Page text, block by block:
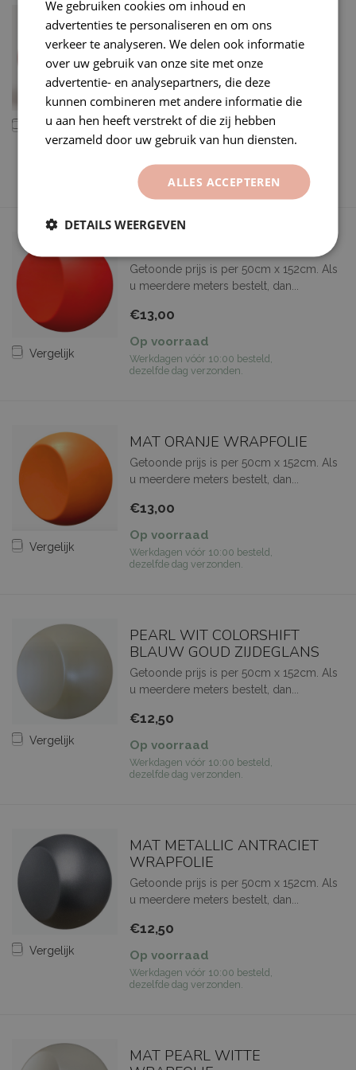
Vergelijk
GLANS METALLIC VENOM
RED WRAPFOLIE
Product code: Z-41065
Getoonde prijs is per 50cm x 152cm. Als
u meerd...
€15,00
Op voorraad
Werkdagen vóór 10:00 besteld,
dezelfde dag verzonden.
Vergelijk
Getoonde prijs is per 50cm x 152cm. Als
u meerdere meters bestelt, dan...
€13,00
Op voorraad
Werkdagen vóór 10:00 besteld,
dezelfde dag verzonden.
Vergelijk
MAT ORANJE WRAPFOLIE
Getoonde prijs is per 50cm x 152cm. Als
u meerdere meters bestelt, dan...
€13,00
Op voorraad
Werkdagen vóór 10:00 besteld,
dezelfde dag verzonden.
Vergelijk
PEARL WIT COLORSHIFT
BLAUW GOUD ZIJDEGLANS
Getoonde prijs is per 50cm x 152cm. Als
u meerdere meters bestelt, dan...
€12,50
Op voorraad
Werkdagen vóór 10:00 besteld,
dezelfde dag verzonden.
Vergelijk
MAT METALLIC ANTRACIET
WRAPFOLIE
Getoonde prijs is per 50cm x 152cm. Als
u meerdere meters bestelt, dan...
€12,50
Op voorraad
Werkdagen vóór 10:00 besteld,
dezelfde dag verzonden.
MAT PEARL WITTE
We gebruiken cookies om inhoud en
advertenties te personaliseren en om ons
verkeer te analyseren. We delen ook informatie
over uw gebruik van onze site met onze
advertentie- en analysepartners, die deze
kunnen combineren met andere informatie die
u aan hen heeft verstrekt of die zij hebben
verzameld door uw gebruik van hun diensten.
ALLES ACCEPTEREN
DETAILS WEERGEVEN